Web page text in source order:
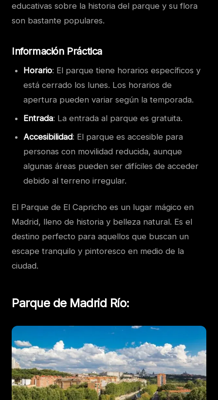
educativas sobre la historia del parque y su flora
son bastante populares.
Información Práctica
Horario: El parque tiene horarios específicos y
está cerrado los lunes. Los horarios de
apertura pueden variar según la temporada.
Entrada: La entrada al parque es gratuita.
Accesibilidad: El parque es accesible para
personas con movilidad reducida, aunque
algunas áreas pueden ser difíciles de acceder
debido al terreno irregular.
El Parque de El Capricho es un lugar mágico en
Madrid, lleno de historia y belleza natural. Es el
destino perfecto para aquellos que buscan un
escape tranquilo y pintoresco en medio de la
ciudad.
Parque de Madrid Río: